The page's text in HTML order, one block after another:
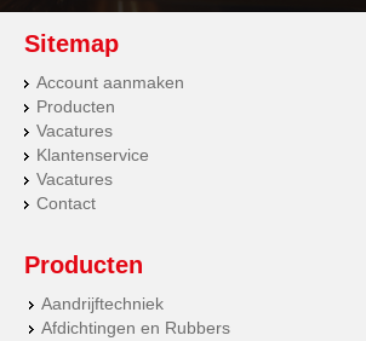
Sitemap
Account aanmaken
Producten
Vacatures
Klantenservice
Vacatures
Contact
Producten
Aandrijftechniek
Afdichtingen en Rubbers